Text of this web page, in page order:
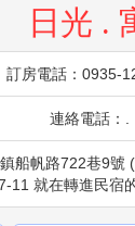
日光 .
訂房電話：0935-
連絡電話：.
船帆路722巷9號
11 就在轉進民宿